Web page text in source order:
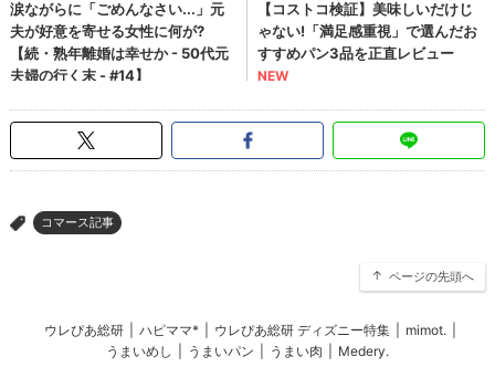
> コマース記事
ページの先頭へ
ウレぴあ総研 ハピママ* ウレぴあ総研 ディズニー特集 mimot.
うまいめし
うまいパン うまい肉 Medery.